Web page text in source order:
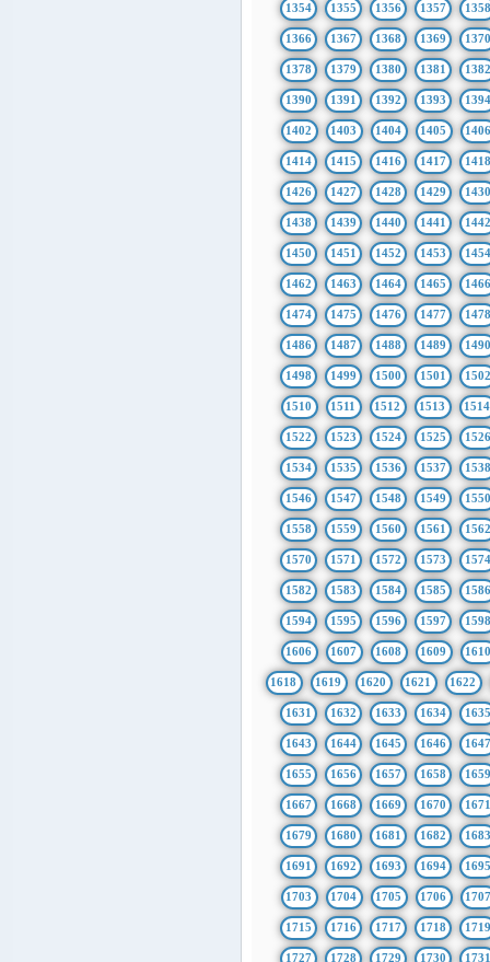
1354 1355 1356 1357 1358
1366 1367 1368 1369 1370
1378 1379 1380 1381 1382
1390 1391 1392 1393 1394
1402 1403 1404 1405
1414 1415 1416 1417 1418
1426 1427 1428 1429 1430
1438 1439 1440 1441 1442
1450 1451 1452 1453 1454
1462 1463 1464 1465 1466
1474 1475 1476 1477 1478
1486 1487 1488 1489 1490
1498 1499 1500 1501 1502
1510 1511 1512 1513 1514
1522 1523 1524 1525 1526
1534 1535 1536 1537 1538
1546 1547 1548 1549 1550
1558 1559 1560 1561 1562
1570 1571 1572 1573 1574
1582 1583 1584 1585 1586
1594 1595 1596 1597 1598
1606 1607 1608 1609
1618 1619 1620 1621 1622
1631 1632 1633 1634 1635
1643 1644 1645 1646 1647
1655 1656 1657 1658 1659
1667 1668 1669 1670 1671
1679 1680 1681 1682 1683
1691 1692 1693 1694 1695
1703 1704 1705 1706
1715 1716 1717 1718 1719
1727 1728 1729 1730 1731